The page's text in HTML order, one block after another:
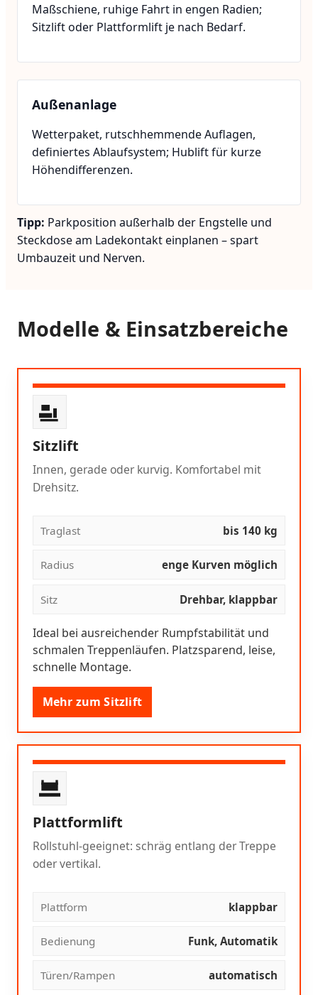
Maßschiene, ruhige Fahrt in engen Radien;
Sitzlift oder Plattformlift je nach Bedarf.
Außenanlage
Wetterpaket, rutschhemmende Auflagen,
definiertes Ablaufsystem; Hublift für kurze
Höhendifferenzen.
Tipp: Parkposition außerhalb der Engstelle und
Steckdose am Ladekontakt einplanen – spart
Umbauzeit und Nerven.
Modelle & Einsatzbereiche
Sitzlift
Innen, gerade oder kurvig. Komfortabel mit
Drehsitz.
Traglast bis 140 kg
Radius enge Kurven möglich
Sitz Drehbar, klappbar
Ideal bei ausreichender Rumpfstabilität und
schmalen Treppenläufen. Platzsparend, leise,
schnelle Montage.
Mehr zum Sitzlift
Plattformlift
Rollstuhl-geeignet: schräg entlang der Treppe
oder vertikal.
Plattform klappbar
Bedienung Funk, Automatik
Türen/Rampen automatisch